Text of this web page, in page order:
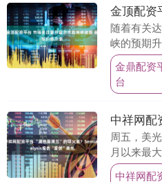
随着有关
峡的预期
所缓解，
连续第三
3%，至每
金鼎配资
台
周五，美
月以来最
中祥网配